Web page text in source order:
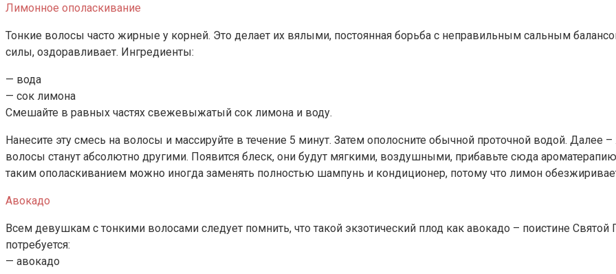
Лимонное ополаскивание
Тонкие волосы часто жирные у корней. Это делает их вялыми, постоянная борьба с неправильным сальным
силы, оздоравливает. Ингредиенты:
— вода
— сок лимона
Смешайте в равных частях свежевыжатый сок лимона и воду.
Нанесите эту смесь на волосы и массируйте в течение 5 минут. Затем ополосните обычной проточной водой.
волосы станут абсолютно другими. Появится блеск, они будут мягкими, воздушными, прибавьте сюда
таким ополаскиванием можно иногда заменять полностью шампунь и кондиционер, потому что лимон
Авокадо
Всем девушкам с тонкими волосами следует помнить, что такой экзотический плод как авокадо – поистине
потребуется:
— авокадо